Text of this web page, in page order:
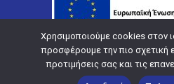
Χρησιμοποιούμε cookies στον
προσφέρουμε την πιο σχετική
προτιμήσεις σας και τις